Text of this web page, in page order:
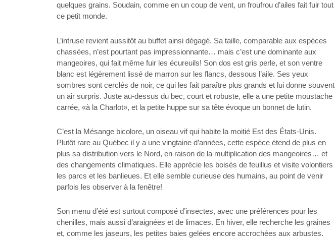
quelques grains. Soudain, comme en un coup de vent, un froufrou d’ailes fait fuir tout
ce petit monde.
L’intruse revient aussitôt au buffet ainsi dégagé. Sa taille, comparable aux espèces
chassées, n’est pourtant pas impressionnante… mais c’est une dominante aux
mangeoires, qui fait même fuir les écureuils! Son dos est gris perle, et son ventre
blanc est légèrement lissé de marron sur les flancs, dessous l’aile. Ses yeux
sombres sont cerclés de noir, ce qui les fait paraître plus grands et lui donne souvent
un air surpris. Juste au-dessus du bec, court et robuste, elle a une petite moustache
carrée, «à la Charlot», et la petite huppe sur sa tête évoque un bonnet de lutin.
C’est la Mésange bicolore, un oiseau vif qui habite la moitié Est des États-Unis.
Plutôt rare au Québec il y a une vingtaine d’années, cette espèce étend de plus en
plus sa distribution vers le Nord, en raison de la multiplication des mangeoires… et
des changements climatiques. Elle apprécie les boisés de feuillus et visite volontiers
les parcs et les banlieues. Et elle semble curieuse des humains, au point de venir
parfois les observer à la fenêtre!
Son menu d’été est surtout composé d’insectes, avec une préférences pour les
chenilles, mais aussi d’araignées et de limaces. En hiver, elle recherche les graines
et, comme les jaseurs, les petites baies gelées encore accrochées aux arbustes.